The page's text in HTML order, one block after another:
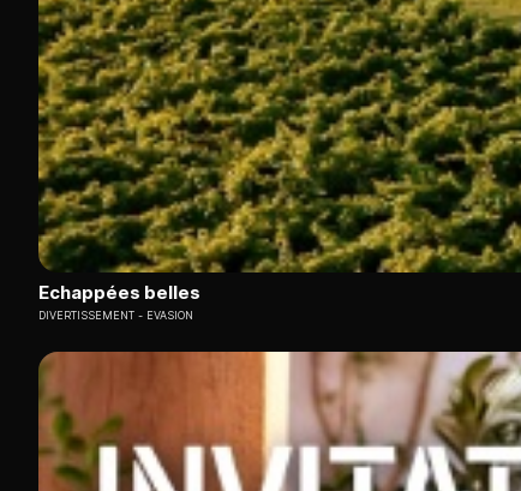
Echappées belles
DIVERTISSEMENT EVASION